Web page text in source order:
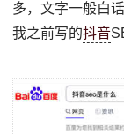
多，文字一般白
我之前写的抖音